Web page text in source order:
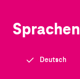
Sprachen
Deutsch